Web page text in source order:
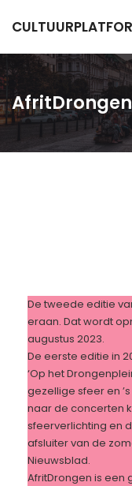
De tweede editie
eraan. Dat wordt
augustus 2023.
De eerste editie in
‘Op het
gezellige sfeer en
naar de concerten
sfeerverlichting en
afsluiter van de
Nieuwsblad.
AfritDrongen is een